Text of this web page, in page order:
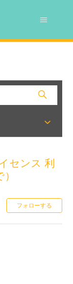
センス 利
フォローする